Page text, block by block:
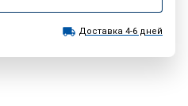
Доставка 4-6 дней